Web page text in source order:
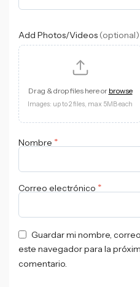
Add Photos/Videos (optional)
Drag & drop files here or browse
Images: up to 2 files, max 5MB each
Nombre *
Correo electrónico *
Guardar mi nombre,
este navegador para la
comentario.